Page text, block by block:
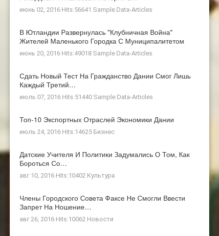
июнь 02, 2016 Hits:56641 Sample Data-Articles
В Ютландии Развернулась "клубничная Война"
Жителей Маленького Городка С Муниципалитетом
июнь 20, 2016 Hits:49018 Sample Data-Articles
Сдать Новый Тест На Гражданство Дании Смог Лишь
Каждый Третий…
июль 07, 2016 Hits:51440 Sample Data-Articles
Топ-10 Экспортных Отраслей Экономики Дании
июль 24, 2016 Hits:14625 Бизнес
Датские Учителя И Политики Задумались О Том, Как
Бороться Со…
авг 10, 2016 Hits:10402 Культура
Члены Городского Совета Факсе Не Смогли Ввести
Запрет На Ношение…
авг 26, 2016 Hits:10062 Новости